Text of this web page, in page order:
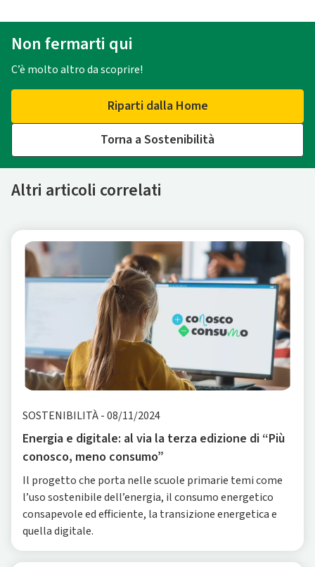
Non fermarti qui
C’è molto altro da scoprire!
Riparti dalla Home
Torna a Sostenibilità
Altri articoli correlati
SOSTENIBILITÀ-08/11/2024
Energia e digitale: al via la terza edizione di “Più
conosco, meno consumo”
Il progetto che porta nelle scuole primarie temi come
l’uso sostenibile dell’energia, il consumo energetico
consapevole ed efficiente, la transizione energetica e
quella digitale.